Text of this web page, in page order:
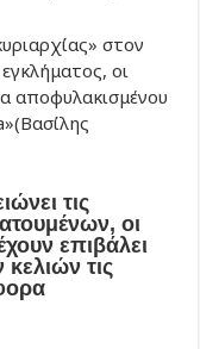
στον
οι
αποφυλακισμένου
τις
οι
επιβάλει
τις